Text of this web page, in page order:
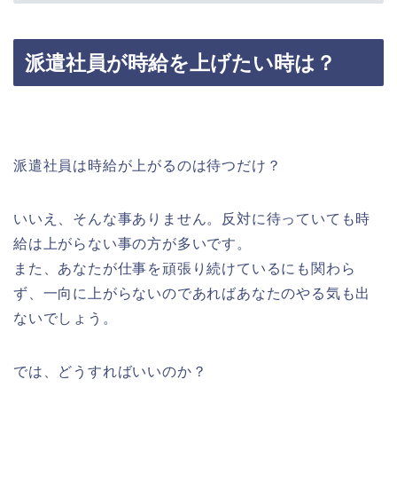
派遣社員が時給を上げたい時は？
派遣社員は時給が上がるのは待つだけ？
いいえ、そんな事ありません。反対に待っていても時
給は上がらない事の方が多いです。
また、あなたが仕事を頑張り続けているにも関わら
ず、一向に上がらないのであればあなたのやる気も出
ないでしょう。
では、どうすればいいのか？